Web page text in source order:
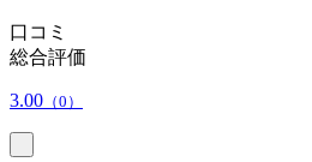
口コミ
総合評価
3.00 （0）